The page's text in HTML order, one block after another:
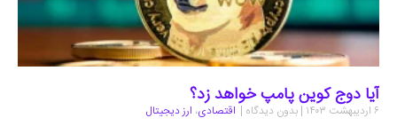
آیا دوج کوین پامپ خواهد زد؟
۶ اردیبهشت ۱۴۰۳ بدون دیدگاه اقتصادی، ارز دیجیتال